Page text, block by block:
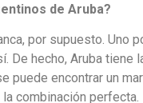
de Aruba?
por supuesto. Uno
De hecho, Aruba tiene
puede encontrar un
combinación